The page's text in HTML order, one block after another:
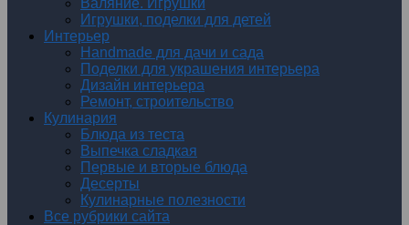
Валяние. Игрушки
Игрушки, поделки для детей
Интерьер
Handmade для дачи и сада
Поделки для украшения интерьера
Дизайн интерьера
Ремонт, строительство
Кулинария
Блюда из теста
Выпечка сладкая
Первые и вторые блюда
Десерты
Кулинарные полезности
Все рубрики сайта